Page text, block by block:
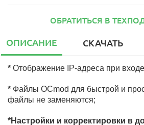
ОБРАТИТЬСЯ В
ОПИСАНИЕ СКАЧАТЬ
* Отображение IP-адреса при
* Файлы OCmod для быстрой и
файлы не заменяются;
*Настройки и корректировки в